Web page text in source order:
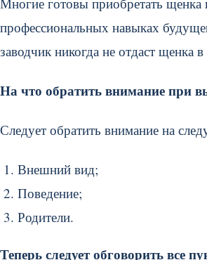
профессиональных навыках
заводчик никогда не отдаст щенка
На что обратить внимание при
Следует обратить внимание на
Внешний вид;
Поведение;
Родители.
Теперь следует обговорить все